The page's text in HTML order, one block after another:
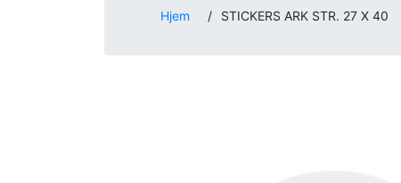
Hjem / STICKERS ARK STR. 27 X 40